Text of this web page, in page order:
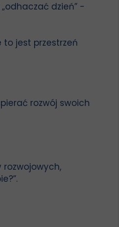
dzień” -
to jest przestrzeń
rozwój swoich